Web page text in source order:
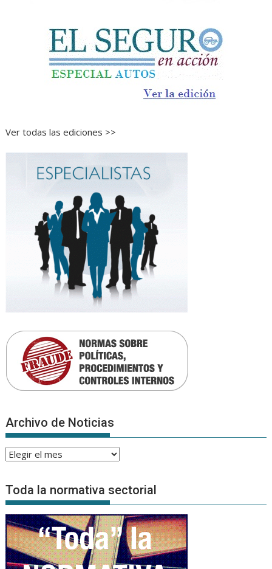
Ver todas las ediciones >>
Archivo de Noticias
Archivo
Noticias
Toda la normativa sectorial